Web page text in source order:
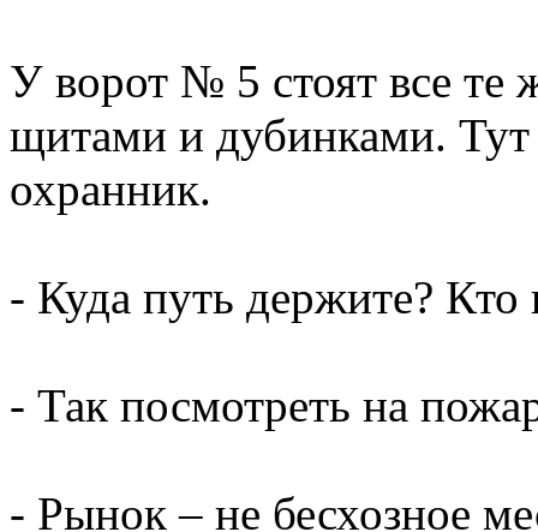
У ворот № 5 стоят все
щитами и дубинками. Тут
охранник.
- Куда путь держите? Кто
- Так посмотреть на
- Рынок – не бесхозное